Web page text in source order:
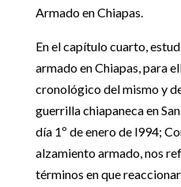
Armado en Chiapas.
En el capítulo cuarto,
armado en Chiapas, para
cronológico del mismo y
guerrilla chiapaneca en
día 1º de enero de l994;
alzamiento armado, nos
términos en que